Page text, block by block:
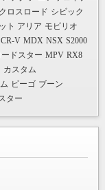
クロスロード シビック
ト アリア モビリオ
CR-V MDX NSX S2000
ードスター MPV RX8
カスタム
ビーゴ ブーン
ター